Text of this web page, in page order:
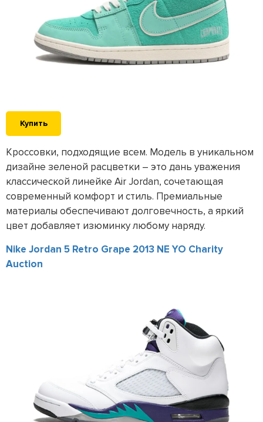
Купить
Кроссовки, подходящие всем. Модель в уникальном
дизайне зеленой расцветки – это дань уважения
классической линейке Air Jordan, сочетающая
современный комфорт и стиль. Премиальные
материалы обеспечивают долговечность, а яркий
цвет добавляет изюминку любому наряду.
Nike Jordan 5 Retro Grape 2013 NE YO Charity
Auction